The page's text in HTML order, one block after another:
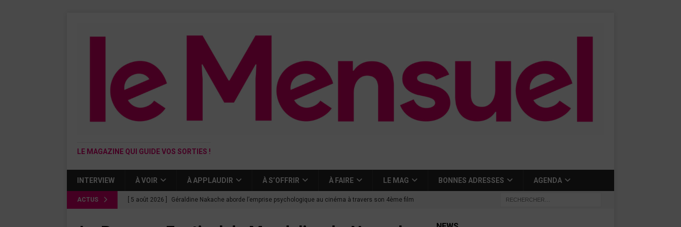
LE MAGAZINE QUI GUIDE VOS SORTIES !
INTERVIEW À VOIR À APPLAUDIR À S’OFFRIR À FAIRE LE MAG BONNES ADRESSES AGENDA
ACTUS [ 5 août 2026 ] Géraldine Nakache aborde l’emprise psychologique au cinéma à travers son 4ème film